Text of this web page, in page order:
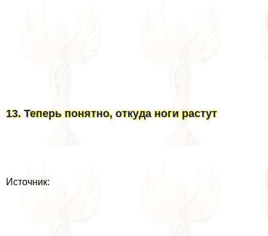
13. Теперь понятно, откуда ноги растут
Источник: